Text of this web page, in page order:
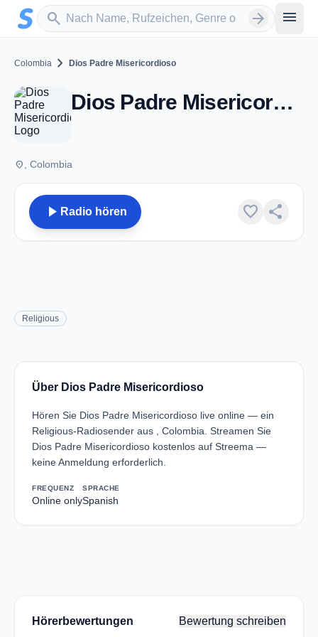
Zum Hauptinhalt springen
search
Sender suchen arrow_forward menu
Colombia chevron_right Dios Padre Misericordioso
Dios Padre Misericordioso
place , Colombia
play_arrow Radio hören favorite share
Religious
Über Dios Padre Misericordioso
Hören Sie Dios Padre Misericordioso live online — ein
Religious-Radiosender aus , Colombia. Streamen Sie
Dios Padre Misericordioso kostenlos auf Streema —
keine Anmeldung erforderlich.
FREQUENZ
Online only
SPRACHE
Spanish
Hörerbewertungen Bewertung schreiben